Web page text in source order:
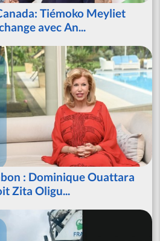
Tiémoko Meyliet
avec An...
: Dominique Ouattara
Zita Oligu...